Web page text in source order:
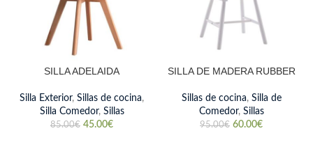
SILLA ADELAIDA
Silla Exterior, Sillas de cocina,
Silla Comedor, Sillas
85.00€ 45.00€
SILLA DE MADERA RUBBER
Sillas de cocina, Silla de
Comedor, Sillas
95.00€ 60.00€